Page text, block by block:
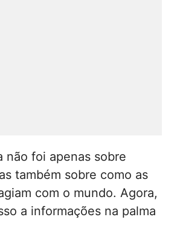
não foi apenas sobre
também sobre como as
com o mundo. Agora,
a informações na palma